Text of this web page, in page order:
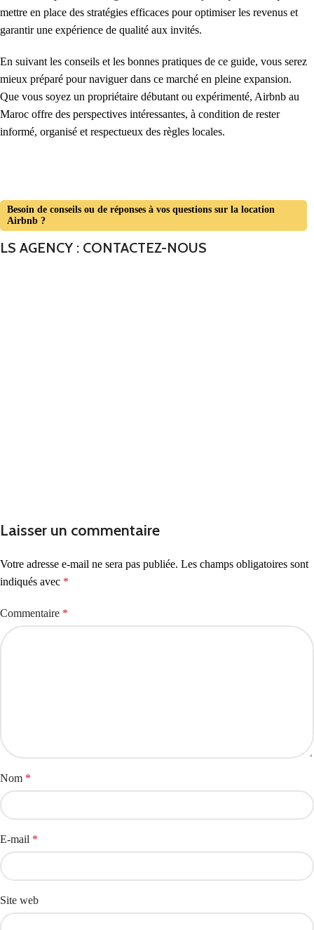
mettre en place des stratégies efficaces pour optimiser les revenus et
garantir une expérience de qualité aux invités.
En suivant les conseils et les bonnes pratiques de ce guide, vous serez
mieux préparé pour naviguer dans ce marché en pleine expansion.
Que vous soyez un propriétaire débutant ou expérimenté, Airbnb au
Maroc offre des perspectives intéressantes, à condition de rester
informé, organisé et respectueux des règles locales.
Besoin de conseils ou de réponses à vos questions sur la location
Airbnb ?
LS AGENCY : CONTACTEZ-NOUS
Laisser un commentaire
Votre adresse e-mail ne sera pas publiée. Les champs obligatoires sont
indiqués avec *
Commentaire *
Nom *
E-mail *
Site web